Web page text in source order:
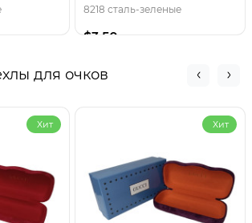
8218 сталь-зеленые
$3.50
для очков
Хит Хит